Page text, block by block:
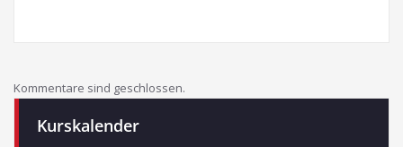
Kommentare sind geschlossen.
Kurskalender